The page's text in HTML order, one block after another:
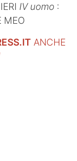
IV uomo :
MEO
ANCHE